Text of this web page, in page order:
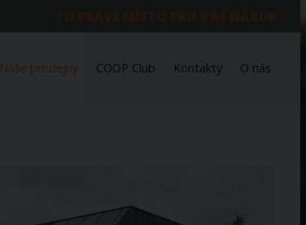
Naše prodejny COOP Club Kontakty O nás